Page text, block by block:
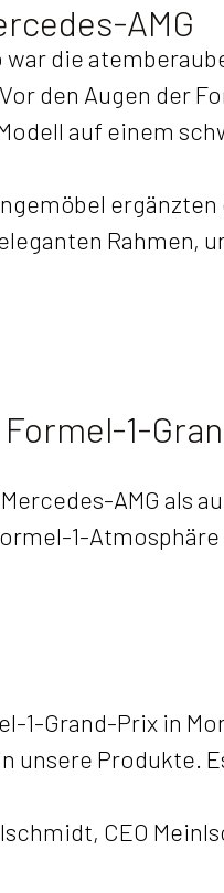
AMG
war die
den Augen der
auf einem
ergänzten
Rahmen,
1-
AMG als
1-Atmosphäre
1-Grand-Prix in
unsere Produkte.
CEO